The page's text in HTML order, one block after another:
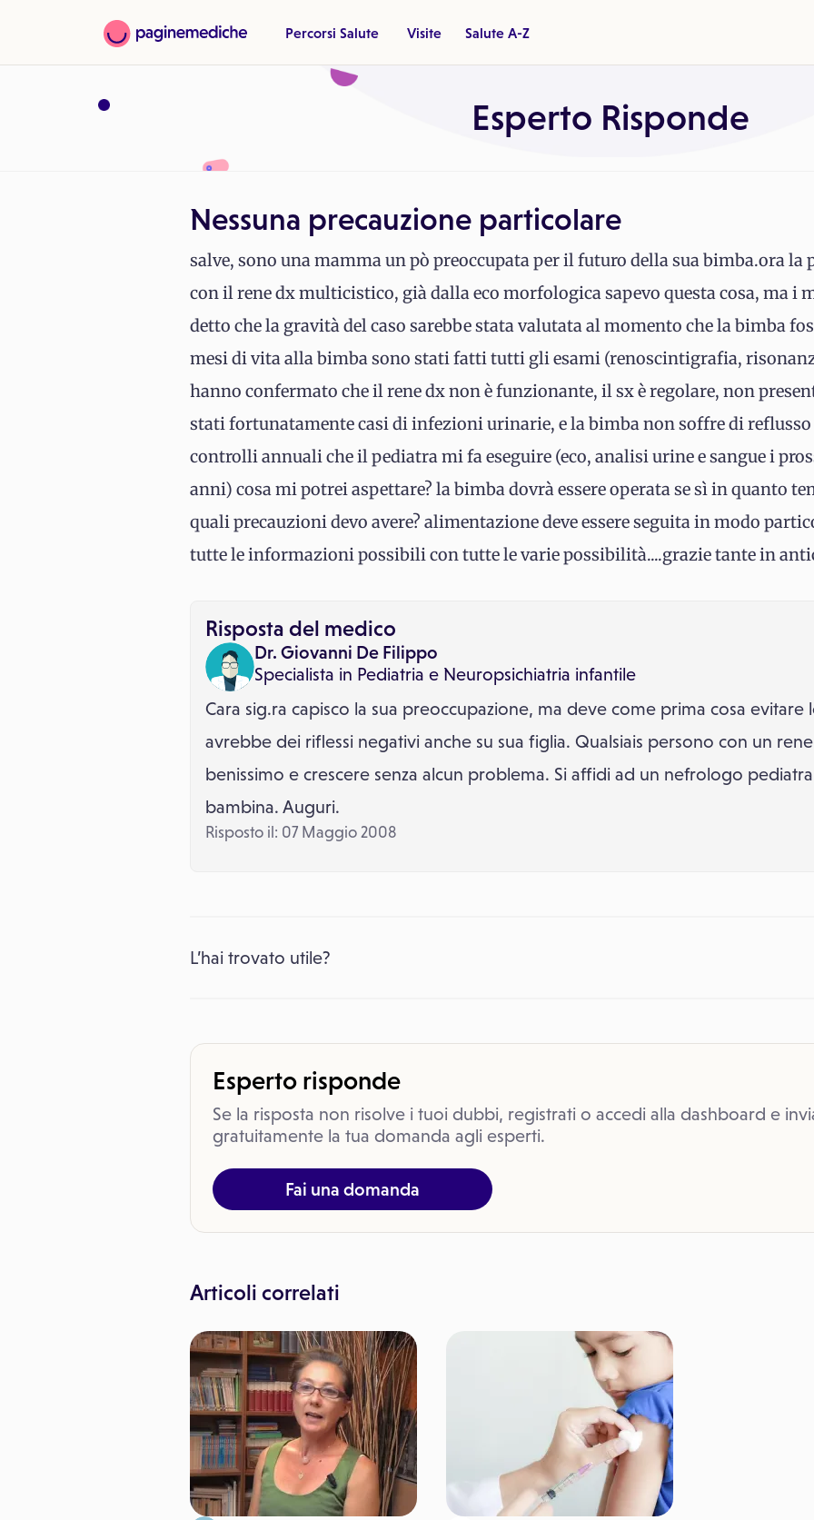
Percorsi Salute Visite Salute A-Z
Esperto Risponde
Nessuna precauzione particolare
salve, sono una mamma un pò preoccupata per il futuro della sua bimba.ora la
con il rene dx multicistico, già dalla eco morfologica sapevo questa cosa, ma i
detto che la gravità del caso sarebbe stata valutata al momento che la bimba
mesi di vita alla bimba sono stati fatti tutti gli esami (renoscintigrafia,
hanno confermato che il rene dx non è funzionante, il sx è regolare, non
stati fortunatamente casi di infezioni urinarie, e la bimba non soffre di
controlli annuali che il pediatra mi fa eseguire (eco, analisi urine e sangue i
anni) cosa mi potrei aspettare? la bimba dovrà essere operata se sì in quanto
quali precauzioni devo avere? alimentazione deve essere seguita in modo
tutte le informazioni possibili con tutte le varie possibilità....grazie tante in
Risposta del medico
Dr. Giovanni De Filippo
Specialista in Pediatria e Neuropsichiatria infantile
Cara sig.ra capisco la sua preoccupazione, ma deve come prima cosa evitare
avrebbe dei riflessi negativi anche su sua figlia. Qualsiais persono con un
benissimo e crescere senza alcun problema. Si affidi ad un nefrologo
bambina. Auguri.
Risposto il: 07 Maggio 2008
L’hai trovato utile?
Esperto risponde
Se la risposta non risolve i tuoi dubbi, registrati o accedi alla dashboard e
gratuitamente la tua domanda agli esperti.
Fai una domanda
Articoli correlati